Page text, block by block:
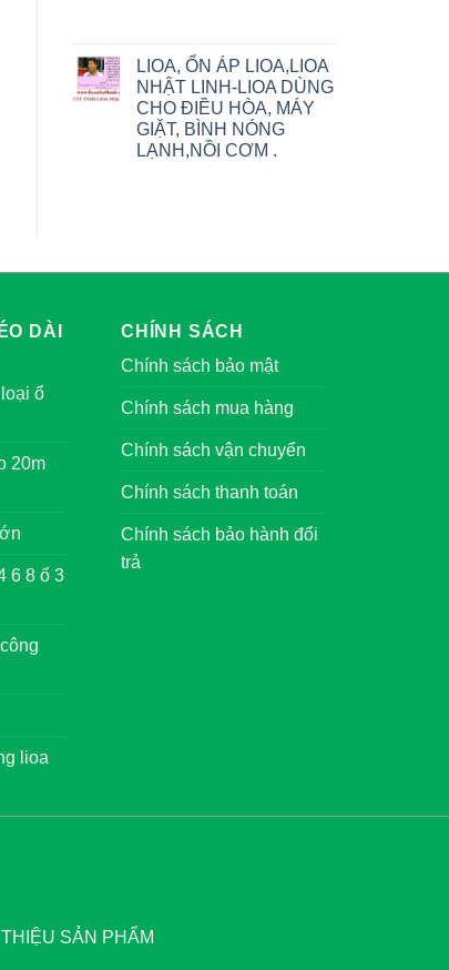
LIOA, ỔN ÁP LIOA,LIOA
NHẬT LINH-LIOA DÙNG
CHO ĐIỀU HÒA, MÁY
GIẶT, BÌNH NÓNG
LẠNH,NỒI CƠM .
DÀI
ổ
20m
6 8 ổ 3
lioa
CHÍNH SÁCH
Chính sách bảo mật
Chính sách mua hàng
Chính sách vận chuyển
Chính sách thanh toán
Chính sách bảo hành đổi
trả
SẢN PHẨM